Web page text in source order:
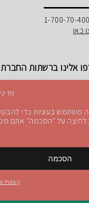
משתמש בעוגיות כדי
על "הסכמה" אתם
הסכמה
Policy
כאן
אלינו ברשתות
YouTube